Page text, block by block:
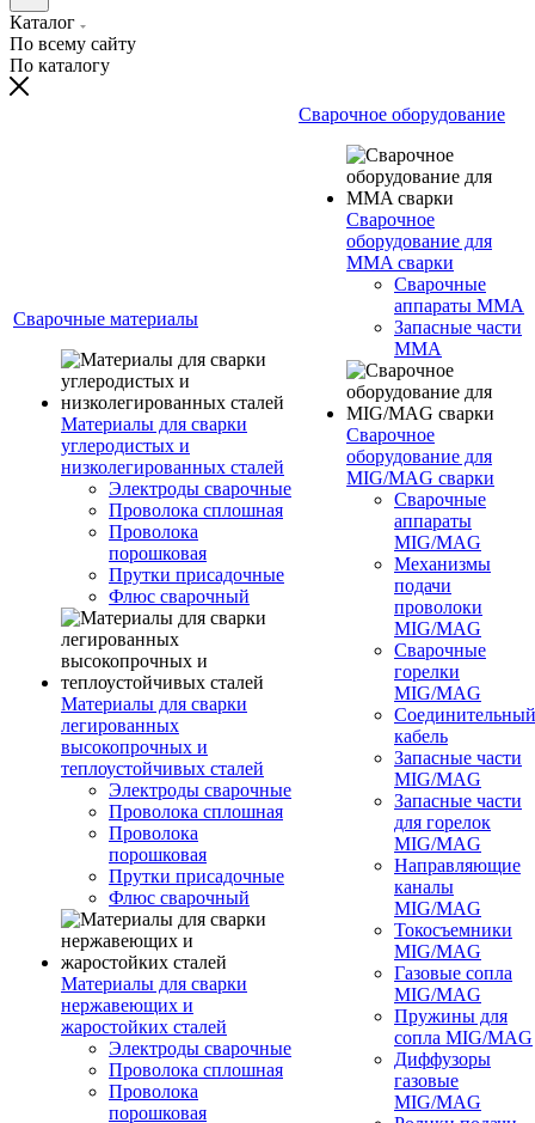
Каталог
По всему сайту
По каталогу
Сварочные материалы
Материалы для сварки
углеродистых и
низколегированных сталей
Электроды сварочные
Проволока сплошная
Проволока
порошковая
Прутки присадочные
Флюс сварочный
Материалы для сварки
легированных
высокопрочных и
теплоустойчивых сталей
Электроды сварочные
Проволока сплошная
Проволока
порошковая
Прутки присадочные
Флюс сварочный
Материалы для сварки
нержавеющих и
жаростойких сталей
Электроды сварочные
Проволока сплошная
Проволока
порошковая
Сварочное оборудование
Сварочное
оборудование для
MMA сварки
Сварочные
аппараты MMA
Запасные части
MMA
Сварочное
оборудование для
MIG/MAG сварки
Сварочные
аппараты
MIG/MAG
Механизмы
подачи
проволоки
MIG/MAG
Сварочные
горелки
MIG/MAG
Соединительный
кабель
Запасные части
MIG/MAG
Запасные части
для горелок
MIG/MAG
Направляющие
каналы
MIG/MAG
Токосъемники
MIG/MAG
Газовые сопла
MIG/MAG
Пружины для
сопла MIG/MAG
Диффузоры
газовые
MIG/MAG